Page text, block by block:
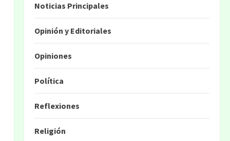
Noticias Principales
Opinión y Editoriales
Opiniones
Política
Reflexiones
Religión